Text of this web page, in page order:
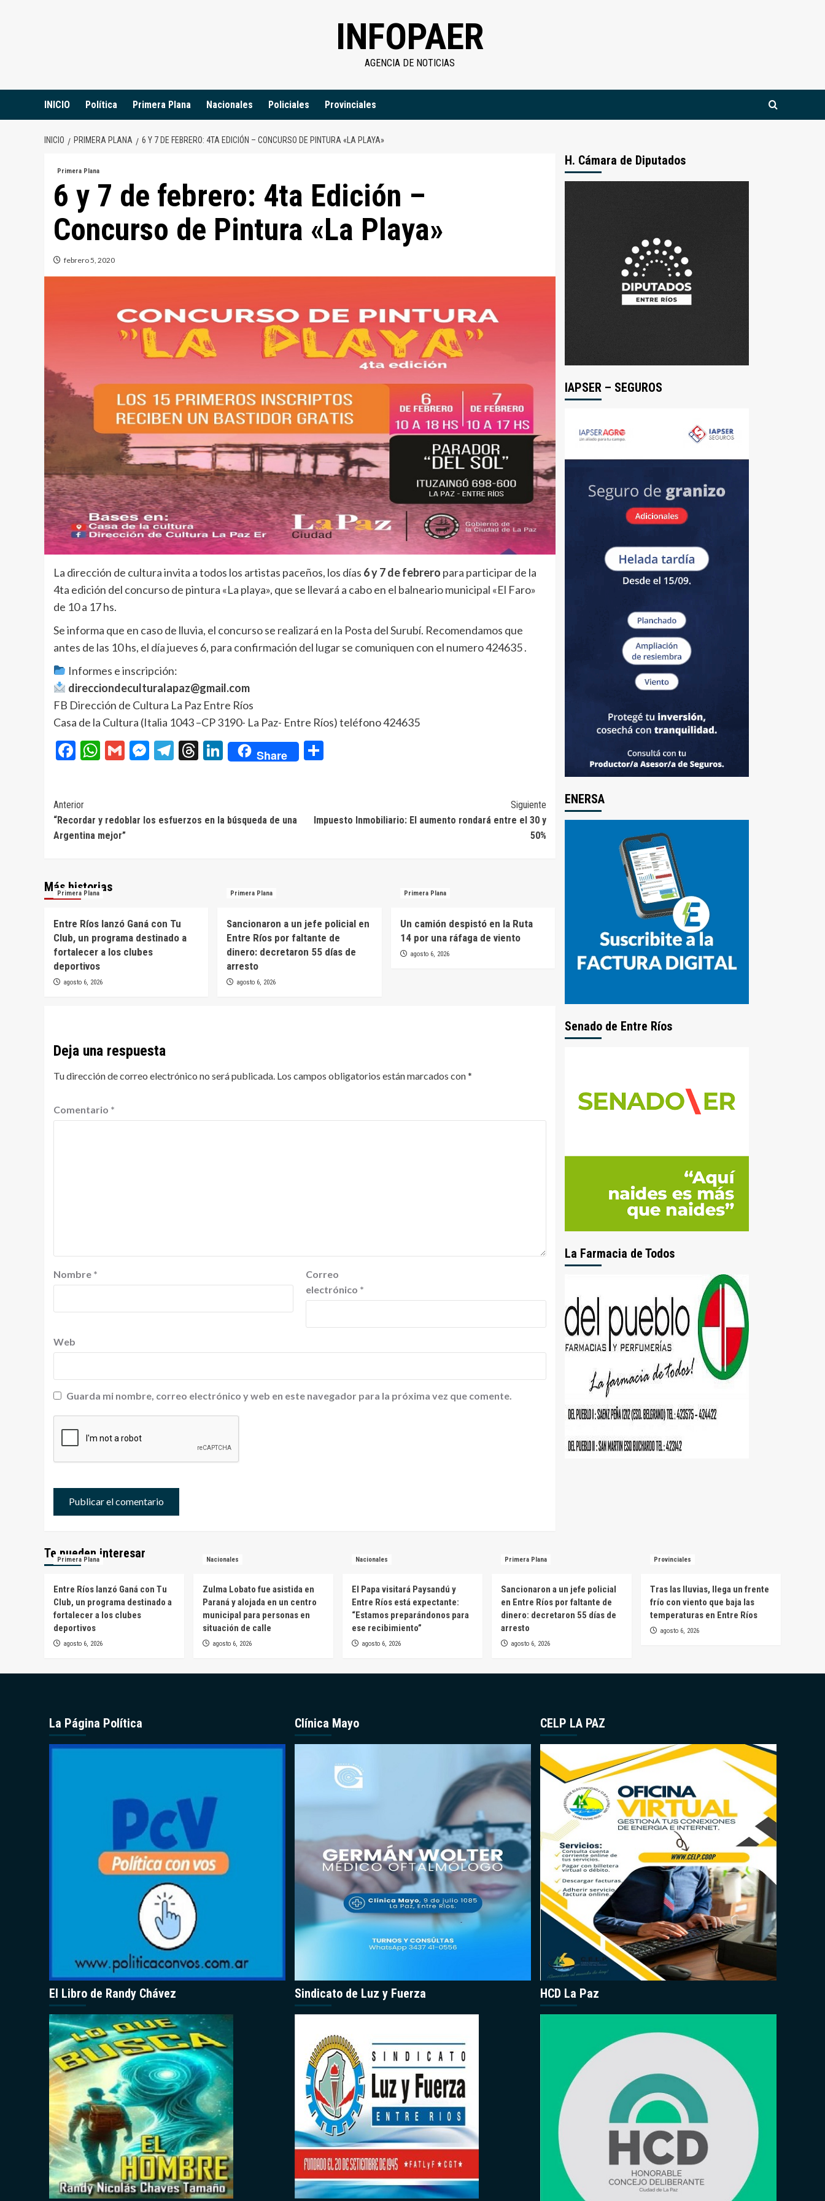
INFOPAER
AGENCIA DE NOTICIAS
INICIO Política Primera Plana Nacionales Policiales Provinciales
INICIO PRIMERA PLANA 6 Y 7 DE FEBRERO: 4TA EDICIÓN – CONCURSO DE PINTURA «LA PLAYA»
Primera Plana
6 y 7 de febrero: 4ta Edición –
Concurso de Pintura «La Playa»
febrero 5, 2020
La dirección de cultura invita a todos los artistas paceños, los días 6 y 7 de febrero para participar de la
4ta edición del concurso de pintura «La playa», que se llevará a cabo en el balneario municipal «El Faro»
de 10 a 17 hs.
Se informa que en caso de lluvia, el concurso se realizará en la Posta del Surubí. Recomendamos que
antes de las 10 hs, el día jueves 6, para confirmación del lugar se comuniquen con el numero 424635 .
Informes e inscripción:
direcciondeculturalapaz@gmail.com
FB Dirección de Cultura La Paz Entre Ríos
Casa de la Cultura (Italia 1043 –CP 3190- La Paz- Entre Ríos) teléfono 424635
Facebook
WhatsApp
GmailMessenger
Telegram
Threads
LinkedIn
Share
Navegación
de
entradas
Anterior
“Recordar y redoblar los esfuerzos en la búsqueda de una
Argentina mejor”
Siguiente
Impuesto Inmobiliario: El aumento rondará entre el 30 y
50%
Más historias
Primera Plana
Entre Ríos lanzó Ganá con Tu
Club, un programa destinado a
fortalecer a los clubes
deportivos
agosto 6, 2026
Primera Plana
Sancionaron a un jefe policial en
Entre Ríos por faltante de
dinero: decretaron 55 días de
arresto
agosto 6, 2026
Primera Plana
Un camión despistó en la Ruta
14 por una ráfaga de viento
agosto 6, 2026
Deja una respuesta
Tu dirección de correo electrónico no será publicada. Los campos obligatorios están marcados con*
Comentario *
Nombre *
Correo
electrónico *
Web
Guarda mi nombre, correo electrónico y web en este navegador para la próxima vez que comente.
H. Cámara de Diputados
IAPSER – SEGUROS
ENERSA
Senado de Entre Ríos
La Farmacia de Todos
Te pueden interesar
Primera Plana
Entre Ríos lanzó Ganá con Tu
Club, un programa destinado a
fortalecer a los clubes
deportivos
agosto 6, 2026
Nacionales
Zulma Lobato fue asistida en
Paraná y alojada en un centro
municipal para personas en
situación de calle
agosto 6, 2026
Nacionales
El Papa visitará Paysandú y
Entre Ríos está expectante:
“Estamos preparándonos para
ese recibimiento”
agosto 6, 2026
Primera Plana
Sancionaron a un jefe policial
en Entre Ríos por faltante de
dinero: decretaron 55 días de
arresto
agosto 6, 2026
Provinciales
Tras las lluvias, llega un frente
frío con viento que baja las
temperaturas en Entre Ríos
agosto 6, 2026
La Página Política
El Libro de Randy Chávez
Clínica Mayo
Sindicato de Luz y Fuerza
CELP LA PAZ
HCD La Paz